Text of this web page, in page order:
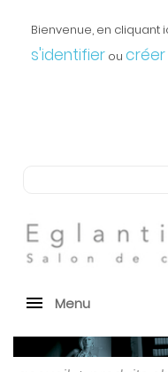
Bienvenue, en cliquant
s'identifier ou
Menu